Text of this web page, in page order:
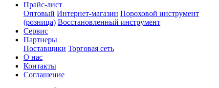
Прайс-лист
Оптовый Интернет-магазин Пороховой инструмент
(розница) Восстановленный инструмент
Сервис
Партнеры
Поставщики Торговая сеть
О нас
Контакты
Соглашение